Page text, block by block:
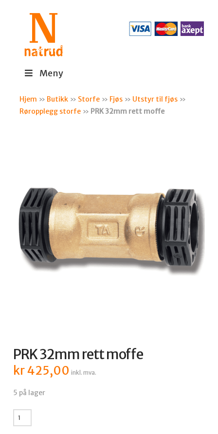
Meny
Hjem » Butikk » Storfe » Fjøs » Utstyr til fjøs »
Røropplegg storfe » PRK 32mm rett moffe
PRK 32mm rett moffe
kr425,00 inkl. mva.
5 på lager
PRK
32mm